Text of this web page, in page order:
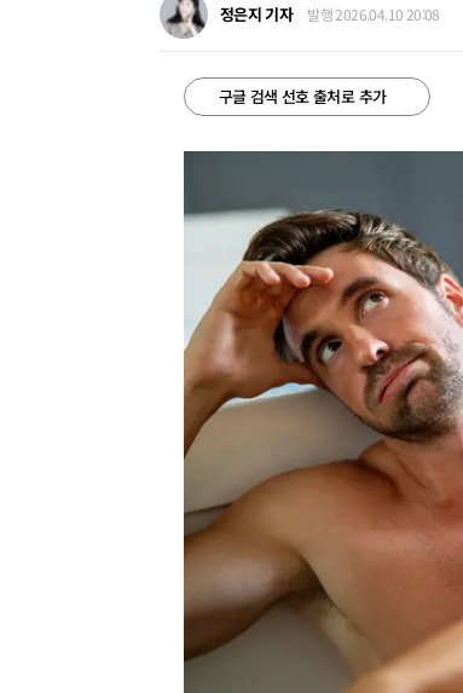
정은지 기자 발행 2026.04.10 20:08
구글 검색 선호 출처로 추가